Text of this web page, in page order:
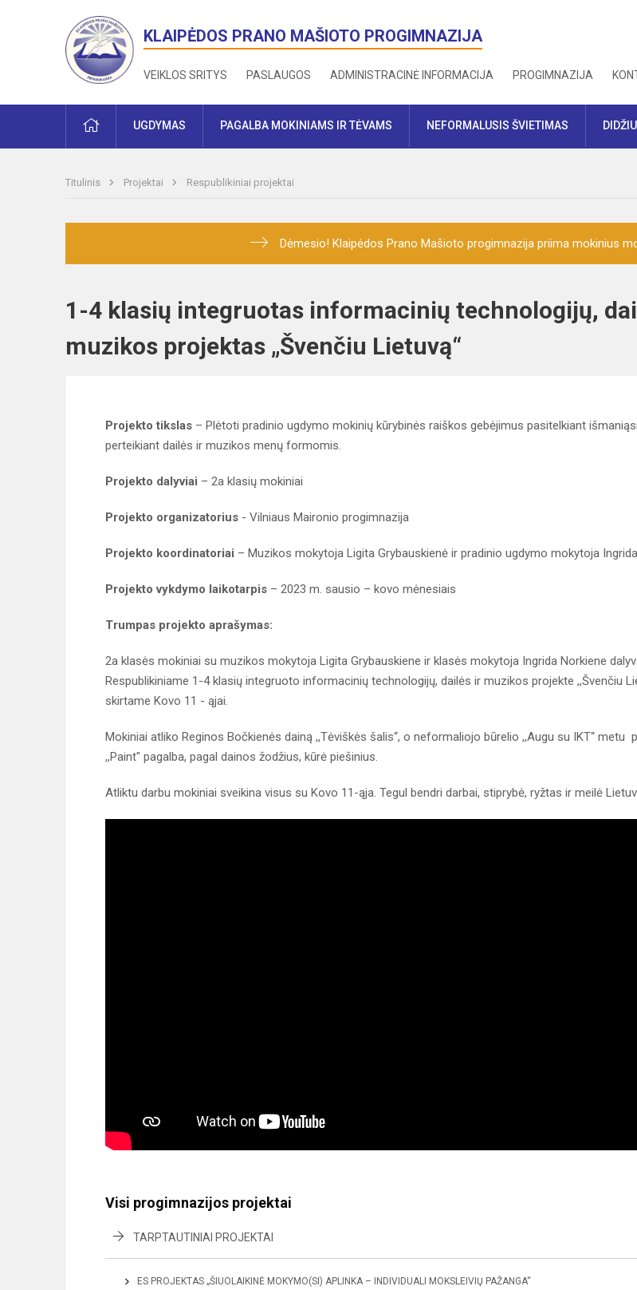
KLAIPĖDOS PRANO MAŠIOTO PROGIMNAZIJA
VEIKLOS SRITYS PASLAUGOS ADMINISTRACINĖ INFORMACIJA PROGIMNAZIJA
PRADŽIAUGDYMAS PAGALBA MOKINIAMS IR TĖVAMS NEFORMALUSIS ŠVIETIMAS
Titulinis Projektai Respublikiniai projektai
Dėmesio! Klaipėdos Prano Mašioto progimnazija priima mokinius
1-4 klasių integruotas informacinių technologijų,
muzikos projektas „Švenčiu Lietuvą“
Projekto tikslas – Plėtoti pradinio ugdymo mokinių kūrybinės raiškos gebėjimus pasitelkiant
perteikiant dailės ir muzikos menų formomis.
Projekto dalyviai – 2a klasių mokiniai
Projekto organizatorius - Vilniaus Maironio progimnazija
Projekto koordinatoriai – Muzikos mokytoja Ligita Grybauskienė ir pradinio ugdymo mokytoja
Projekto vykdymo laikotarpis – 2023 m. sausio – kovo mėnesiais
Trumpas projekto aprašymas:
2a klasės mokiniai su muzikos mokytoja Ligita Grybauskiene ir klasės mokytoja Ingrida Norkiene
Respublikiniame 1-4 klasių integruoto informacinių technologijų, dailės ir muzikos projekte ,,Švenčiu
skirtame Kovo 11 - ąjai.
Mokiniai atliko Reginos Bočkienės dainą ,,Tėviškės šalis“, o neformaliojo būrelio ,,Augu su IKT“ metu
,,Paint" pagalba, pagal dainos žodžius, kūrė piešinius.
Atliktu darbu mokiniai sveikina visus su Kovo 11-ąja. Tegul bendri darbai, stiprybė, ryžtas ir meilė
Visi progimnazijos projektai
TARPTAUTINIAI PROJEKTAI
ES PROJEKTAS „ŠIUOLAIKINĖ MOKYMO(SI) APLINKA – INDIVIDUALI MOKSLEIVIŲ PAŽANGA“